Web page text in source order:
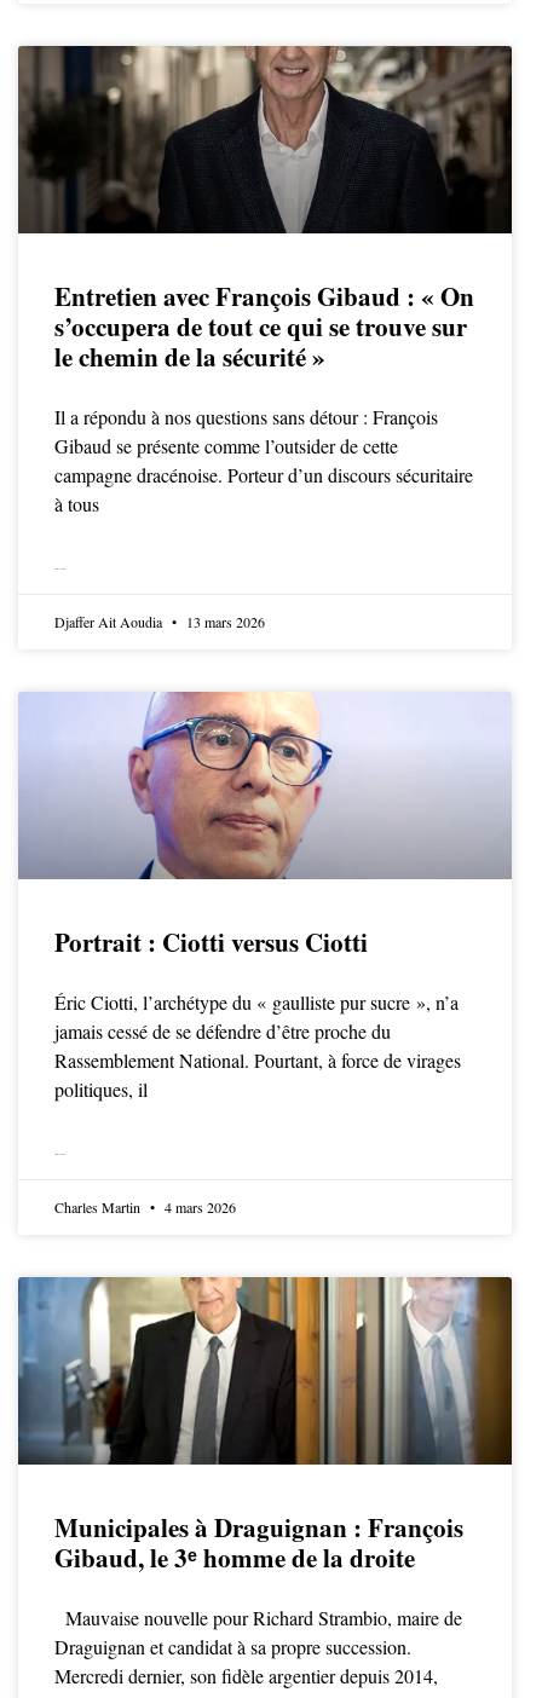
Entretien avec François Gibaud : « On
s’occupera de tout ce qui se trouve sur
le chemin de la sécurité »
Il a répondu à nos questions sans détour : François
Gibaud se présente comme l’outsider de cette
campagne dracénoise. Porteur d’un discours sécuritaire
à tous
Djaffer Ait Aoudia 13 mars 2026
Portrait : Ciotti versus Ciotti
Éric Ciotti, l’archétype du « gaulliste pur sucre », n’a
jamais cessé de se défendre d’être proche du
Rassemblement National. Pourtant, à force de virages
politiques, il
Charles Martin 4 mars 2026
Municipales à Draguignan : François
Gibaud, le 3ᵉ homme de la droite
Mauvaise nouvelle pour Richard Strambio, maire de
Draguignan et candidat à sa propre succession.
Mercredi dernier, son fidèle argentier depuis 2014,